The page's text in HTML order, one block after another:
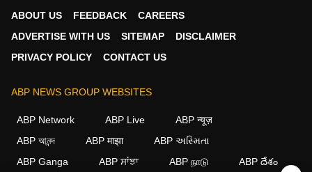
ABOUT US FEEDBACK
CAREERS
ADVERTISE WITH US
SITEMAP
DISCLAIMER
PRIVACY POLICY
CONTACT US
ABP NEWS GROUP WEBSITES
ABP Network ABP Live
ABP न्यूज़
ABP আনন্দ
ABP माझा
ABP અસ્મિતા
ABP Ganga
ABP ਸਾਂਝਾ ABP நாடு ABP దేశం